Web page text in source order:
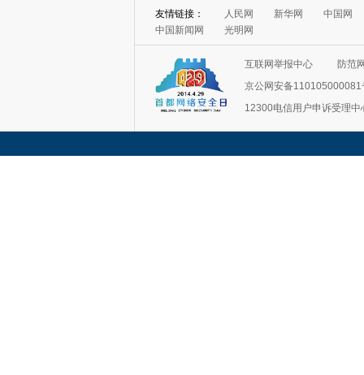
友情链接： 人民网 新华网
中国网
中国新闻网
光明网
互联网举报中心
防范
京公网安备110105000081
12300电信用户申诉受理中